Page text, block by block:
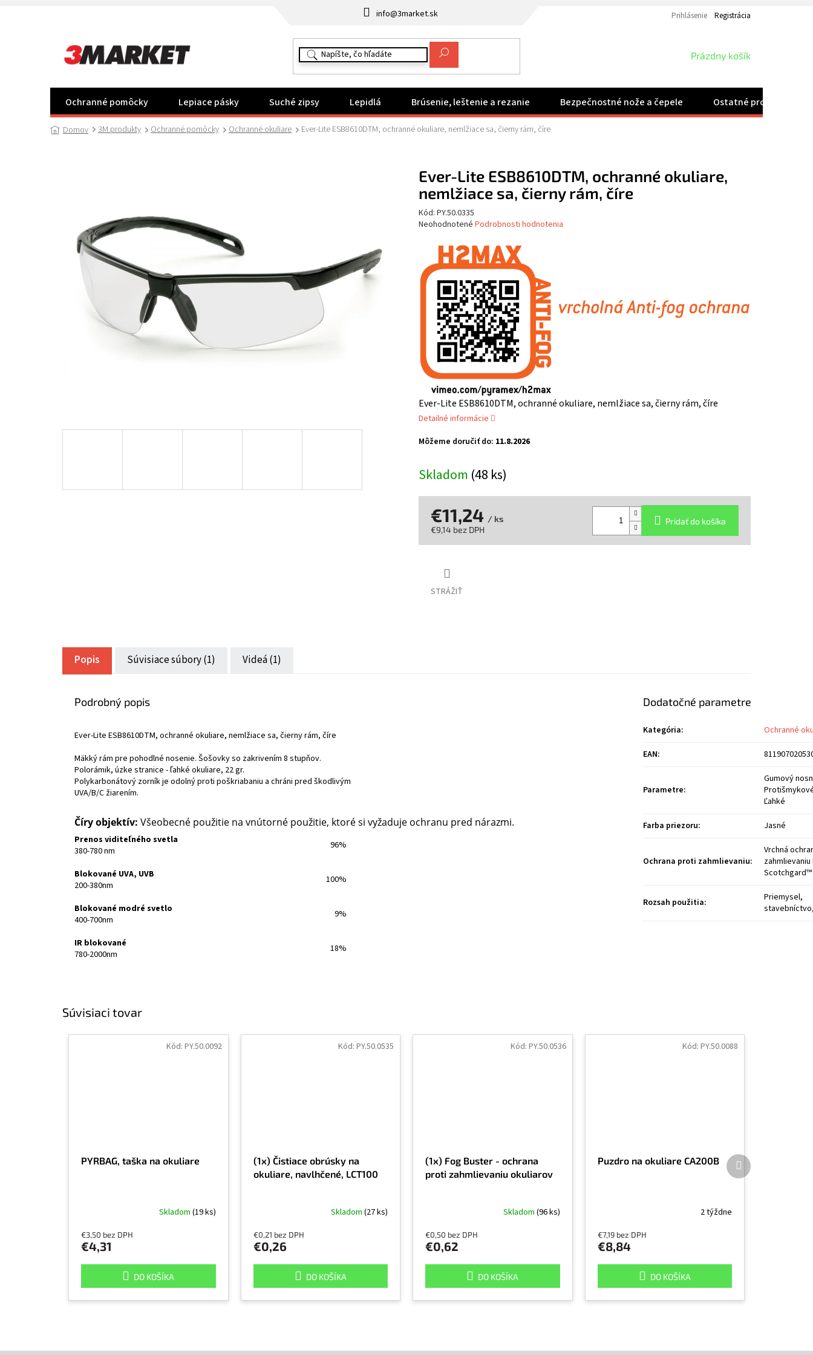
info@3market.sk Prihlásenie Registrácia
NÁKUPNÝ
Prázdny košík
Ochranné pomôcky Lepiace pásky Suché zipsy Lepidlá Brúsenie, leštenie a rezanie Bezpečnostné nože a čepele Ostatné produkty
Domov 3M produkty Ochranné pomôcky Ochranné okuliare Ever-Lite ESB8610DTM, ochranné okuliare, nemlžiace sa, čierny rám, číre
Skladom (48 ks)
Môžeme doručiť do: 11.8.2026
Ever-Lite ESB8610DTM, ochranné okuliare, nemlžiace sa, čierny rám, číre
Detailné informácie
STRÁŽIŤ
€11,24 / ks
€9,14 bez DPH
Pridať do košíka
Ever-Lite ESB8610DTM, ochranné okuliare,
nemlžiace sa, čierny rám, číre
Kód: PY.50.0335
Priemerné
produktu
0,0
z
hviezdičiek.
Neohodnotené Podrobnosti hodnotenia
Súvisiaci tovar
PYRBAG, taška na okuliare
Skladom (19 ks)
€3,50 bez DPH
€4,31
DO KOŠÍKA
Kód: PY.50.0092
(1x) Čistiace obrúsky na
okuliare, navlhčené, LCT100
Skladom (27 ks)
€0,21 bez DPH
€0,26
DO KOŠÍKA
Kód: PY.50.0535
(1x) Fog Buster - ochrana
proti zahmlievaniu okuliarov
Skladom (96 ks)
€0,50 bez DPH
€0,62
DO KOŠÍKA
Kód: PY.50.0536
Puzdro na okuliare CA200B
2 týždne
€7,19 bez DPH
€8,84
DO KOŠÍKA
Kód: PY.50.0088
Ďalší
produkt
Popis Súvisiace súbory (1) Videá (1)
Podrobný popis
Ever-Lite ESB8610DTM, ochranné okuliare, nemlžiace sa, čierny rám, číre
Mäkký rám pre pohodlné nosenie. Šošovky so zakrivením 8 stupňov.
Polorámik, úzke stranice - ľahké okuliare, 22 gr.
Polykarbonátový zorník je odolný proti poškriabaniu a chráni pred škodlivým
UVA/B/C žiarením.
Číry objektív: Všeobecné použitie na vnútorné použitie, ktoré si vyžaduje ochranu pred nárazmi.
Prenos viditeľného svetla
380-780 nm
96%
Blokované UVA, UVB
200-380nm
100%
Blokované modré svetlo
400-700nm
9%
IR blokované
780-2000nm
18%
Dodatočné parametre
Kategória:
Ochranné
EAN:
Parametre:
Gumový
Ľahké
Farba priezoru: Jasné
Ochrana proti zahmlievaniu:
Vrchná
zahmlievaniu
Scotchgard™
Rozsah použitia:
Priemysel,